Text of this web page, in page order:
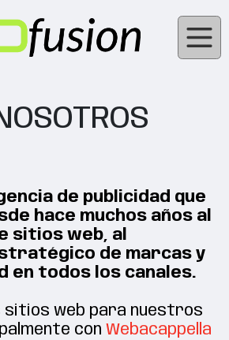
de publicidad que
hace muchos años al
sitios web, al
de marcas y
en todos los canales.
sitios web para nuestros
con Webacappella